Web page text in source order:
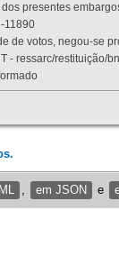
presentes
11890
de votos, negou-se
- ressarc/restituição/
em JSON e